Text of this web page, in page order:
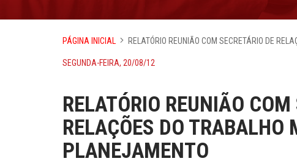
PÁGINA INICIAL RELATÓRIO REUNIÃO COM SECRETÁRIO DE
SEGUNDA-FEIRA, 20/08/12
RELATÓRIO REUNIÃO COM
RELAÇÕES DO TRABALHO
PLANEJAMENTO